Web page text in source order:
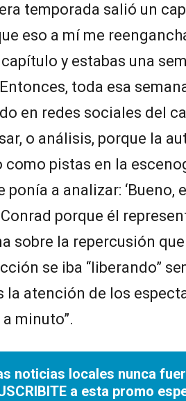
temporada salió un
eso a mí me
y estabas una
toda esa
en redes sociales del
o análisis, porque la
como pistas en la
ponía a analizar: ‘Bueno,
porque él
sobre la repercusión
se iba “liberando”
la atención de los
minuto”.
noticias locales nunca
a esta promo